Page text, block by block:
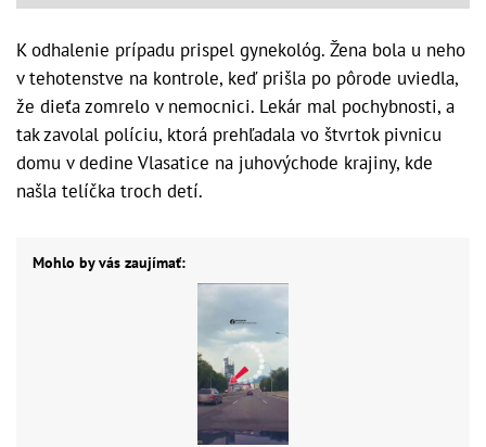
K odhalenie prípadu prispel gynekológ. Žena bola u neho
v tehotenstve na kontrole, keď prišla po pôrode uviedla,
že dieťa zomrelo v nemocnici. Lekár mal pochybnosti, a
tak zavolal políciu, ktorá prehľadala vo štvrtok pivnicu
domu v dedine Vlasatice na juhovýchode krajiny, kde
našla telíčka troch detí.
Mohlo by vás zaujímať: